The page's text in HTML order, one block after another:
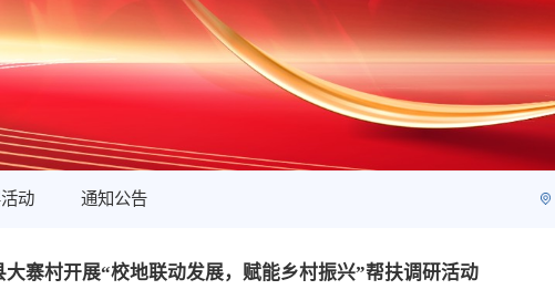
动 通知公告
大寨村开展“校地联动发展，赋能乡村振兴”帮扶调研活动